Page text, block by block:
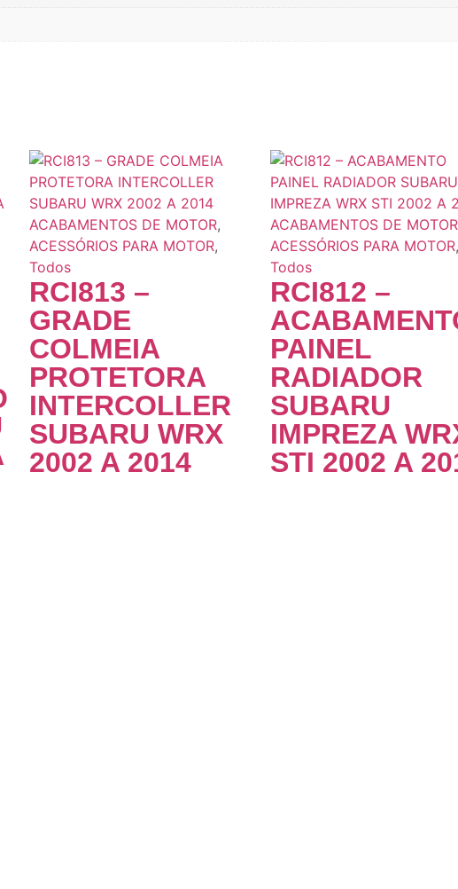
ACABAMENTOS DE MOTOR,
ACESSÓRIOS PARA MOTOR,
Todos
RCI813 –
GRADE
COLMEIA
PROTETORA
INTERCOLLER
SUBARU WRX
2002 A 2014
ACABAMENTOS DE MOTOR
ACESSÓRIOS PARA MOTOR,
Todos
RCI812 –
PAINEL
RADIADOR
SUBARU
IMPREZA
STI 2002 A